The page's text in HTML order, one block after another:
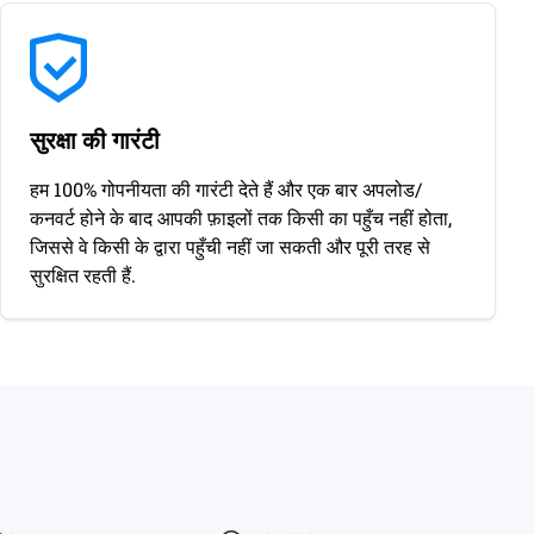
सुरक्षा की गारंटी
हम 100% गोपनीयता की गारंटी देते हैं और एक बार अपलोड/
कनवर्ट होने के बाद आपकी फ़ाइलों तक किसी का पहुँच नहीं होता,
जिससे वे किसी के द्वारा पहुँची नहीं जा सकती और पूरी तरह से
सुरक्षित रहती हैं.